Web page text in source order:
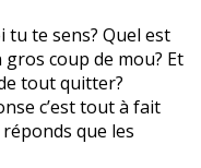
te sens? Quel est
gros coup de mou? Et
tout quitter?
c’est tout à fait
que les